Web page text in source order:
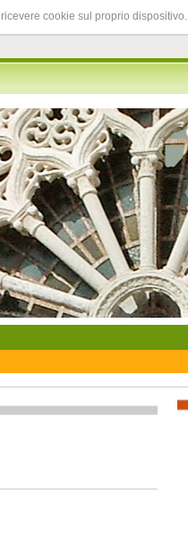
cookie sul proprio dispositivo.